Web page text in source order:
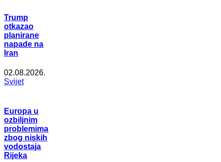
Trump
otkazao
planirane
napade na
Iran
02.08.2026.
Svijet
Europa u
ozbiljnim
problemima
zbog niskih
vodostaja
Rijeka